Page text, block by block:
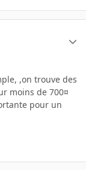
,on trouve des
moins de 700¤
pour un